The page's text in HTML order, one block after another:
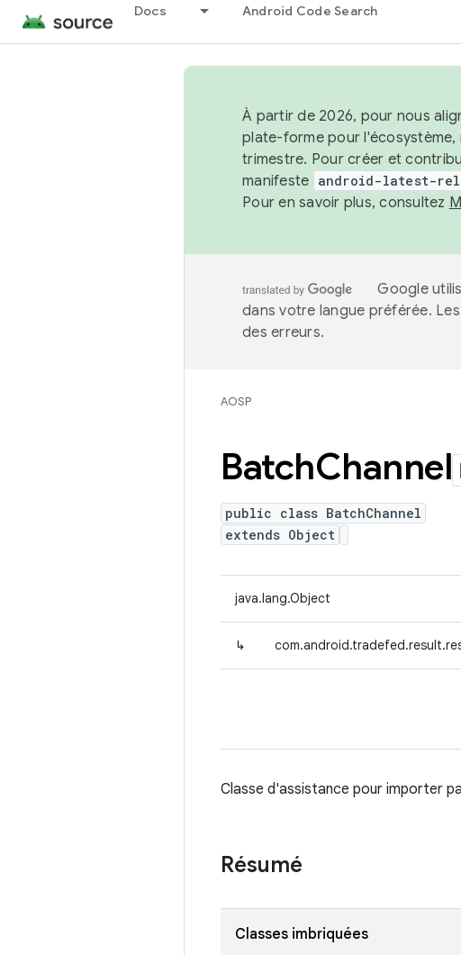
Docs Android Code Search
À partir de 2026, pour nous
plate-forme pour l'écosystème,
trimestre. Pour créer et
manifeste android-latest-
Pour en savoir plus, consultez
Google
dans votre langue préférée.
des erreurs.
AOSP
BatchChannel
public class BatchChannel
extends Object
java.lang.Object
↳
Classe d'assistance pour importer
Résumé
Classes imbriquées